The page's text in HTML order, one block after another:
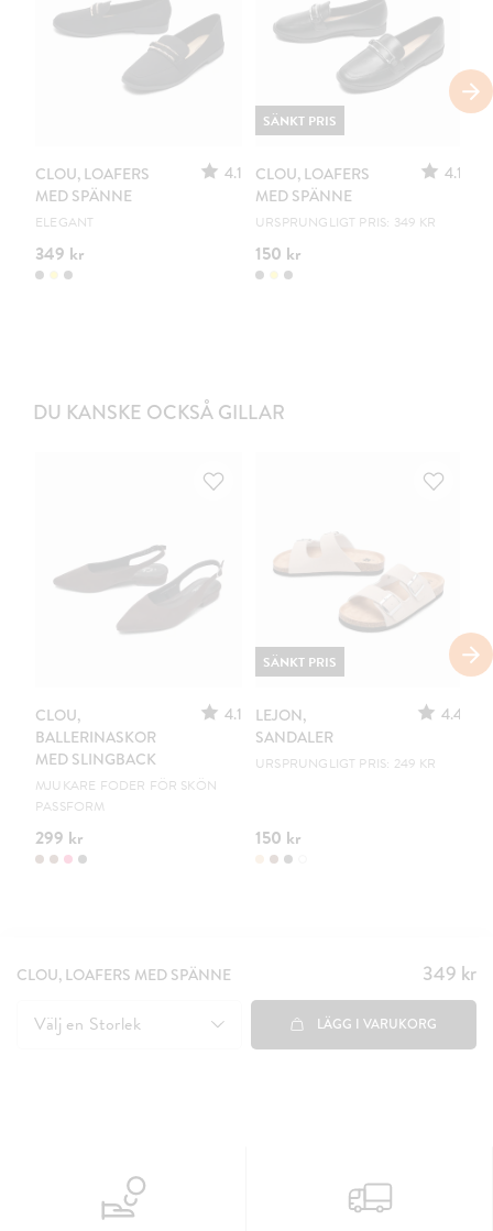
CLOU, LOAFERS
MED SPÄNNE
4.1
ELEGANT
349 kr
CLOU, LOAFERS
MED SPÄNNE
4.1
URSPRUNGLIGT PRIS: 349 KR
150 kr
SÄNKT PRIS
DU KANSKE OCKSÅ GILLAR
CLOU,
BALLERINASKOR
MED SLINGBACK
4.1
MJUKARE FODER FÖR SKÖN
PASSFORM
299 kr
LEJON,
SANDALER
4.4
URSPRUNGLIGT PRIS: 249 KR
150 kr
SÄNKT PRIS
CLOU, LOAFERS MED SPÄNNE Pris:
349 kr
349 kr
Välj en Storlek LÄGG I VARUKORG